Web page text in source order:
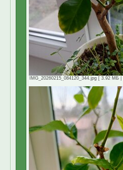
IMG_20260215_084120_344.jpg [ 3.92 МБ